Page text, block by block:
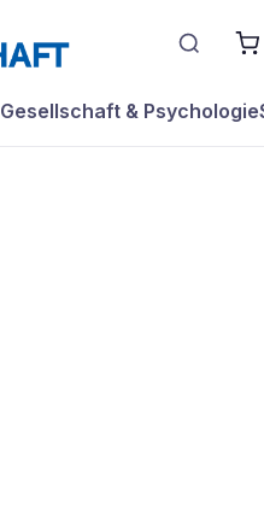
Gesellschaft & Psychologie